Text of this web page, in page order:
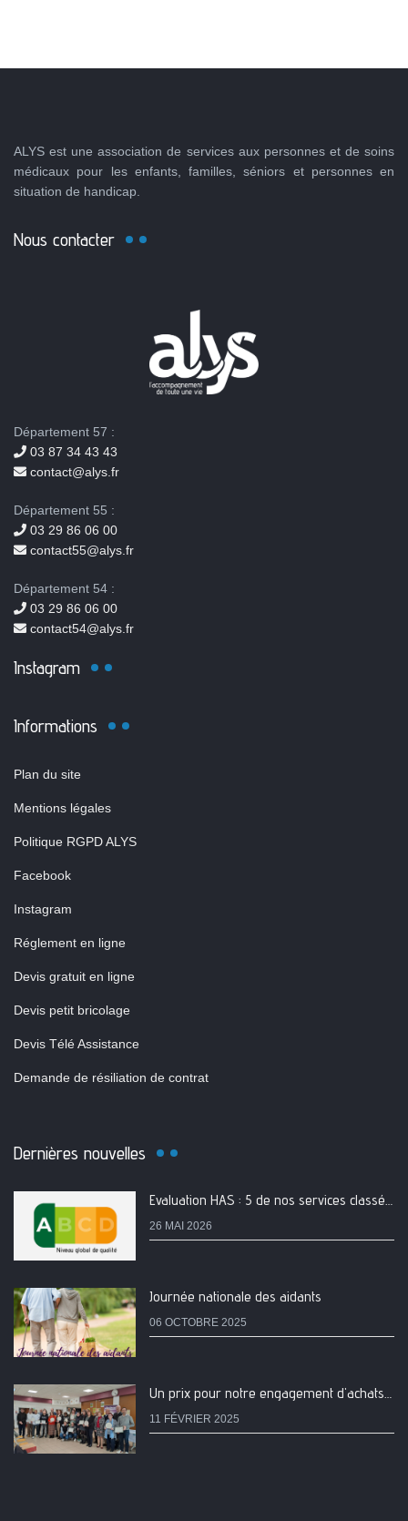
ALYS est une association de services aux personnes et de soins
médicaux pour les enfants, familles, séniors et personnes en
situation de handicap.
Nous contacter
Département 57 :
03 87 34 43 43
contact@alys.fr
Département 55 :
03 29 86 06 00
contact55@alys.fr
Département 54 :
03 29 86 06 00
contact54@alys.fr
Instagram
Informations
Plan du site
Mentions légales
Politique RGPD ALYS
Facebook
Instagram
Réglement en ligne
Devis gratuit en ligne
Devis petit bricolage
Devis Télé Assistance
Demande de résiliation de contrat
Dernières nouvelles
Evaluation HAS : 5 de nos services classés A
26 MAI 2026
Journée nationale des aidants
06 OCTOBRE 2025
Un prix pour notre engagement d'achats de produits locaux
11 FÉVRIER 2025